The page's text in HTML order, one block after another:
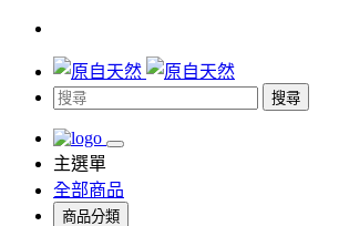
搜尋
主選單
全部商品
商品分類